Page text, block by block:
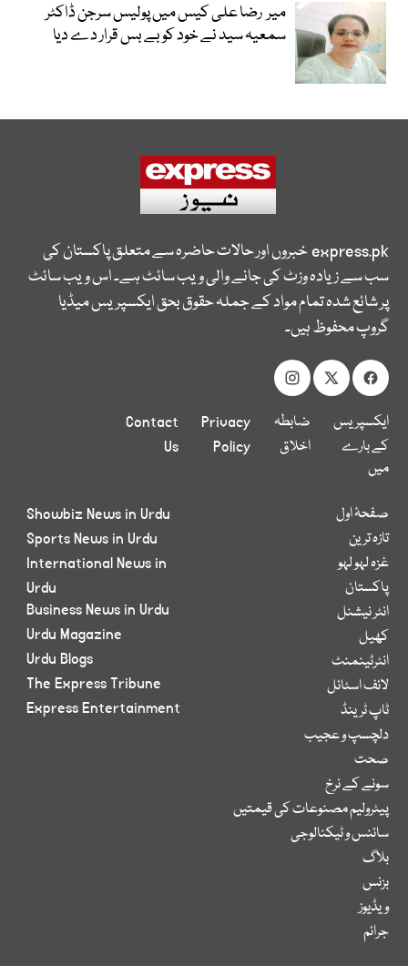
میر رضا علی کیس میں پولیس سرجن ڈاکٹر
سمعیہ سید نے خود کو بے بس قرار دے دیا
express.pkخبروں اور حالات حاضرہ سے متعلق پاکستان کی
سب سے زیادہ وزٹ کی جانے والی ویب سائٹ ہے۔ اس ویب سائٹ
پر شائع شدہ تمام مواد کے جملہ حقوق بحق ایکسپریس میڈیا
گروپ محفوظ ہیں۔
ایکسپریس
کے بارے
میں
ضابطہ
اخلاق
Privacy
Policy
Contact
Us
صفحۂ اول
تازہ ترین
غزہ لہو لہو
پاکستان
انٹر نیشنل
کھیل
انٹرٹینمنٹ
لائف اسٹائل
ٹاپ ٹرینڈ
دلچسپ و عجیب
صحت
سونے کے نرخ
پیٹرولیم مصنوعات کی قیمتیں
سائنس و ٹیکنالوجی
بلاگ
بزنس
ویڈیوز
جرائم
Showbiz News in Urdu
Sports News in Urdu
International News in
Urdu
Business News in Urdu
Urdu Magazine
Urdu Blogs
The Express Tribune
Express Entertainment